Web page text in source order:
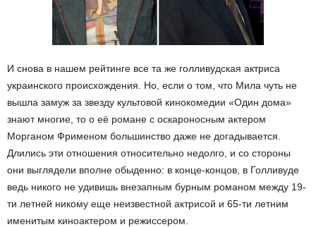
И снова в нашем рейтинге все та же голливудская актриса
украинского происхождения. Но, если о том, что Мила чуть не
вышла замуж за звезду культовой кинокомедии «Один дома»
знают многие, то о её романе с оскароносным актером
Морганом Фрименом большинство даже не догадывается.
Длились эти отношения относительно недолго, и со стороны
они выглядели вполне обыденно: в конце-концов, в Голливуде
ведь никого не удивишь внезапным бурным романом между 19-
ти летней никому еще неизвестной актрисой и 65-ти летним
именитым киноактером и режиссером.